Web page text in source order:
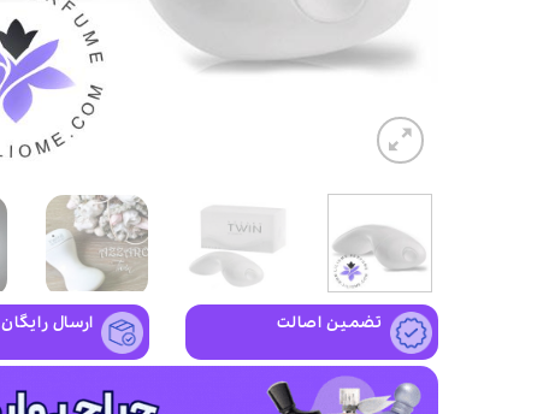
تضمین اصالت ارسال رایگان